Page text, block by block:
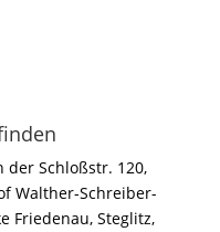
der Schloßstr. 120,
Walther-Schreiber-
Friedenau, Steglitz,